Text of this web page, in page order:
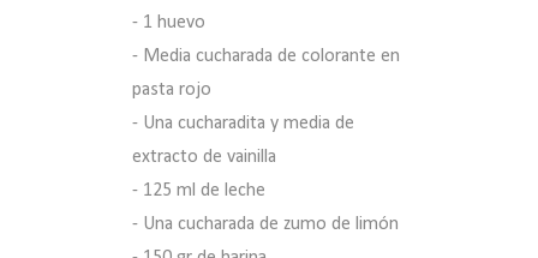
- 1 huevo
- Media cucharada de colorante en
pasta rojo
- Una cucharadita y media de
extracto de vainilla
- 125 ml de leche
- Una cucharada de zumo de limón